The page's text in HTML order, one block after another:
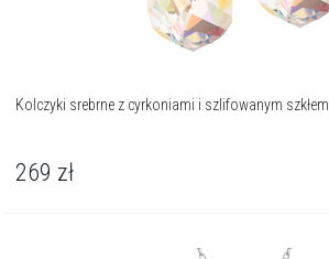
Kolczyki srebrne z cyrkoniami i szlifowanym szkłem
269 zł